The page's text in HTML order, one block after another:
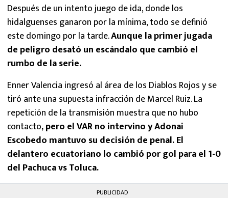
Después de un intento juego de ida, donde los
hidalguenses ganaron por la mínima, todo se definió
este domingo por la tarde.Aunque la primer jugada
de peligro desató un escándalo que cambió el
rumbo de la serie.
Enner Valencia ingresó al área de los Diablos Rojos y se
tiró ante una supuesta infracción de Marcel Ruiz. La
repetición de la transmisión muestra que no hubo
contacto, pero el VAR no intervino y Adonai
Escobedo mantuvo su decisión de penal. El
delantero ecuatoriano lo cambió por gol para el 1-0
del Pachuca vs Toluca.
PUBLICIDAD